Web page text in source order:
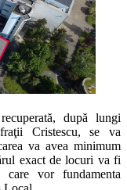
după lungi
Cristescu, se va
va avea minimum
exact de locuri va fi
vor fundamenta